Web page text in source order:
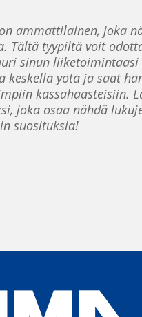
ammattilainen, joka
Tältä tyypiltä voit
sinun liiketoimintaasi
keskellä yötä ja saat
kassahaasteisiin.
joka osaa nähdä
suosituksia!